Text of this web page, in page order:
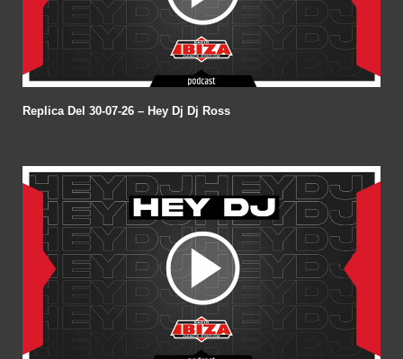
Replica Del 30-07-26 – Hey Dj Dj Ross